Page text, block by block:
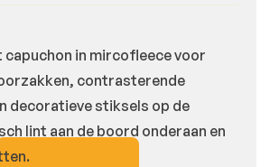
in mircofleece voor
contrasterende
decoratieve stiksels op de
lint aan de boord onderaan en